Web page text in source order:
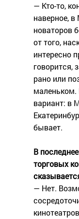
— Кто-то,
наверное, в
новаторов
от того,
интересно
говорится,
рано или
маленьком.
вариант: в
бывает.
В
торговых
— Нет.